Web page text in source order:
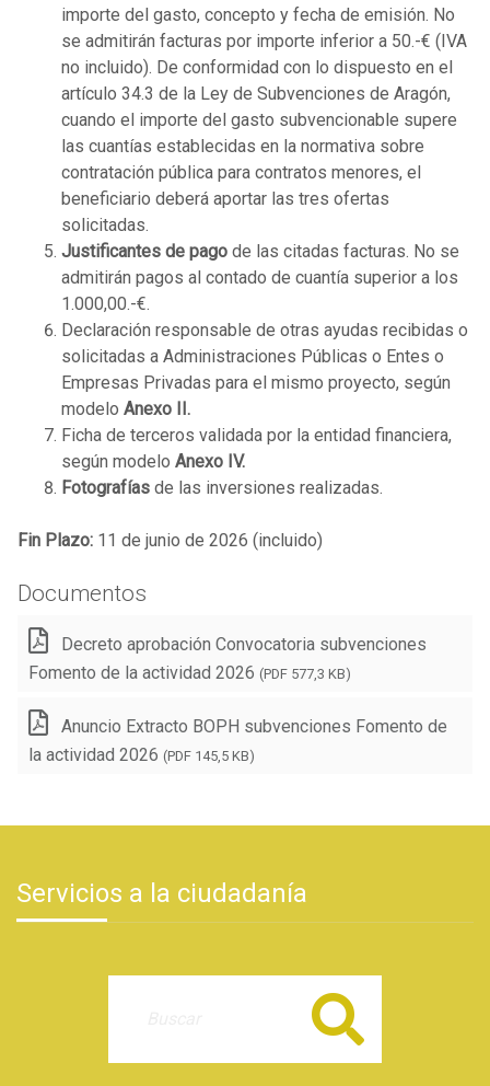
importe del gasto, concepto y fecha de emisión. No
se admitirán facturas por importe inferior a 50.-€ (IVA
no incluido). De conformidad con lo dispuesto en el
artículo 34.3 de la Ley de Subvenciones de Aragón,
cuando el importe del gasto subvencionable supere
las cuantías establecidas en la normativa sobre
contratación pública para contratos menores, el
beneficiario deberá aportar las tres ofertas
solicitadas.
Justificantes de pago de las citadas facturas. No se
admitirán pagos al contado de cuantía superior a los
1.000,00.-€.
Declaración responsable de otras ayudas recibidas o
solicitadas a Administraciones Públicas o Entes o
Empresas Privadas para el mismo proyecto, según
modelo Anexo II.
Ficha de terceros validada por la entidad financiera,
según modelo Anexo IV.
Fotografías de las inversiones realizadas.
Fin Plazo: 11 de junio de 2026 (incluido)
Documentos
Decreto aprobación Convocatoria subvenciones
Fomento de la actividad 2026 (PDF 577,3 KB)
Anuncio Extracto BOPH subvenciones Fomento de
la actividad 2026 (PDF 145,5 KB)
Servicios a la ciudadanía
Buscar